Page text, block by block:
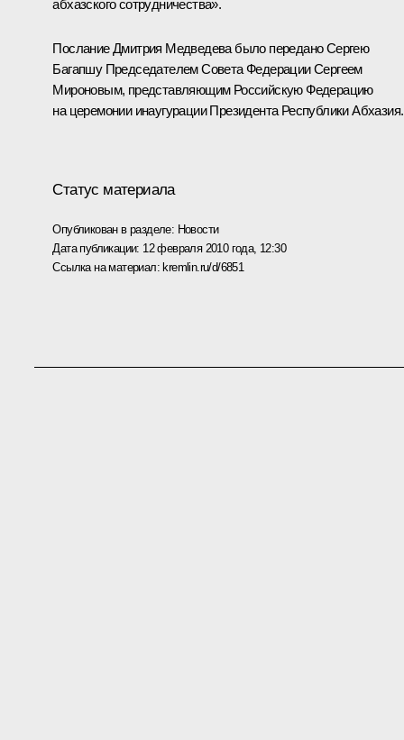
абхазского сотрудничества».
Послание Дмитрия Медведева было передано Сергею
Багапшу Председателем Совета Федерации Сергеем
Мироновым, представляющим Российскую Федерацию
на церемонии инаугурации Президента Республики Абхазия.
Статус материала
Опубликован в разделе: Новости
Дата публикации: 12 февраля 2010 года, 12:30
Ссылка на материал:kremlin.ru/d/6851